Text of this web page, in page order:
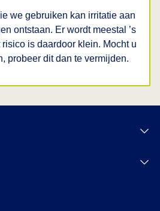
we gebruiken kan irritatie aan
ontstaan. Er wordt meestal ’s
is daardoor klein. Mocht u
probeer dit dan te vermijden.